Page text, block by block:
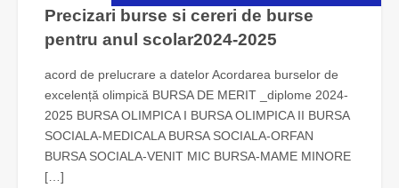
Precizari burse si cereri de burse
pentru anul scolar2024-2025
acord de prelucrare a datelor Acordarea burselor de
excelență olimpică BURSA DE MERIT _diplome 2024-
2025 BURSA OLIMPICA I BURSA OLIMPICA II BURSA
SOCIALA-MEDICALA BURSA SOCIALA-ORFAN
BURSA SOCIALA-VENIT MIC BURSA-MAME MINORE
[…]